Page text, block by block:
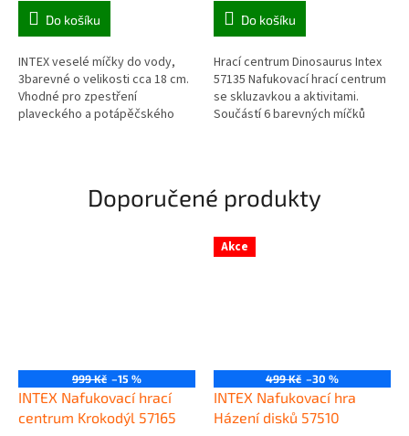
Do košíku
INTEX veselé míčky do vody,
3barevné o velikosti cca 18 cm.
Vhodné pro zpestření
plaveckého a potápěčského
Do košíku
Hrací centrum Dinosaurus Intex
57135 Nafukovací hrací centrum
se skluzavkou a aktivitami.
Součástí 6 barevných míčků
Doporučené produkty
999 Kč –15 %
INTEX Nafukovací hrací
centrum Krokodýl 57165
Akce
499 Kč –30 %
INTEX Nafukovací hra
Házení disků 57510